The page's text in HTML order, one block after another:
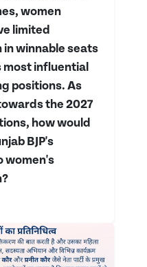
women
limited
winnable seats
influential
positions. As
the 2027
how would
BJP's
women's